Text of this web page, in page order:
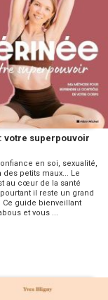
votre superpouvoir
en soi, sexualité,
des petits maux... Le
au cœur de la santé
il reste un grand
guide bienveillant
et vous ...